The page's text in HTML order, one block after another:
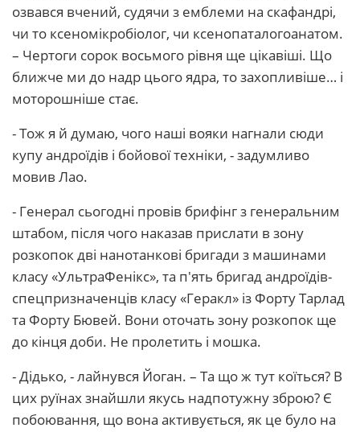
озвався вчений, судячи з емблеми на скафандрі,
чи то ксеномікробіолог, чи ксенопаталогоанатом.
– Чертоги сорок восьмого рівня ще цікавіші. Що
ближче ми до надр цього ядра, то захопливіше… і
моторошніше стає.
- Тож я й думаю, чого наші вояки нагнали сюди
купу андроїдів і бойової техніки, - задумливо
мовив Лао.
- Генерал сьогодні провів брифінг з генеральним
штабом, після чого наказав прислати в зону
розкопок дві нанотанкові бригади з машинами
класу «УльтраФенікс», та п'ять бригад андроїдів-
спецпризначенців класу «Геракл» із Форту Тарлад
та Форту Бювей. Вони оточать зону розкопок ще
до кінця доби. Не пролетить і мошка.
- Дідько, - лайнувся Йоган. – Та що ж тут коїться? В
цих руїнах знайшли якусь надпотужну зброю? Є
побоювання, що вона активується, як це було на